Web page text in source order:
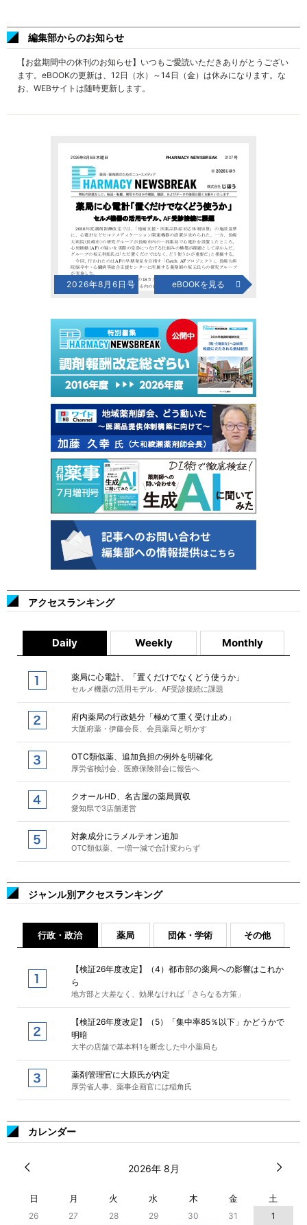
編集部からのお知らせ
【お盆期間中の休刊のお知らせ】いつもご愛読いただきありがとうござい
ます。eBOOKの更新は、12日（水）～14日（金）は休みになります。な
お、WEBサイトは随時更新します。
2026年8月6日号 eBOOKを見る
アクセスランキング
Daily Weekly Monthly
薬局に心電計、「置くだけでなくどう使うか」
セルメ機器の活用モデル、AF受診接続に課題
府内薬局の行政処分「極めて重く受け止め」
大阪府薬・伊藤会長、会員薬局と明かす
OTC類似薬、追加負担の例外を明確化
厚労省検討会、医療保険部会に報告へ
クオールHD、名古屋の薬局買収
愛知県で3店舗運営
対象成分にラメルテオン追加
OTC類似薬、一増一減で合計変わらず
ジャンル別アクセスランキング
行政・政治 薬局 団体・学術 その他
【検証26年度改定】（4）都市部の薬局への影響はこれか
ら
地方部と大差なく、効果なければ「さらなる方策」
【検証26年度改定】（5）「集中率85％以下」かどうかで
明暗
大半の店舗で基本料1を断念した中小薬局も
薬剤管理官に大原氏が内定
厚労省人事、薬事企画官には稲角氏
カレンダー
2026年 8月
日 月 火 水 木 金 土
26 27 28 29 30 31
1